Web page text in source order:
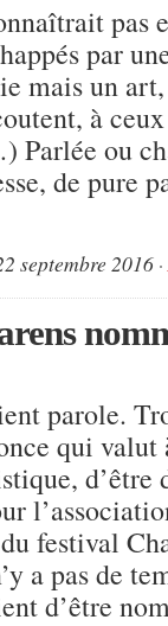
pas
par
mais un
à
Parlée ou
de pure
septembre 2016
parole.
qui valut
d’être
festival
a pas de
d’être